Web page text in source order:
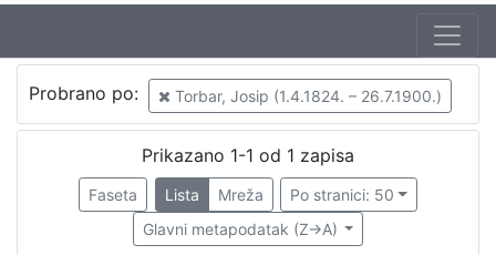
Probrano po: Torbar, Josip (1.4.1824. – 26.7.1900.)
Prikazano 1-1 od 1 zapisa
Faseta Lista Mreža
Po stranici: 50
Glavni metapodatak (Z->A)